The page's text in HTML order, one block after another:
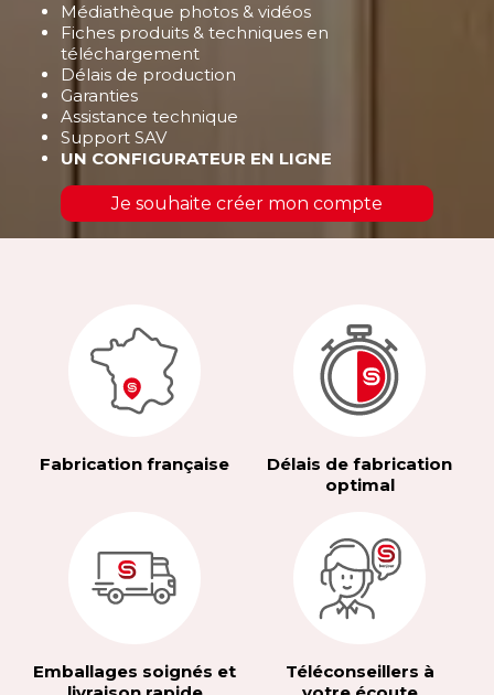
Médiathèque photos & vidéos
Fiches produits & techniques en
téléchargement
Délais de production
Garanties
Assistance technique
Support SAV
UN CONFIGURATEUR EN LIGNE
Je souhaite créer mon compte
Fabrication française
Délais de fabrication
optimal
Emballages soignés et
Téléconseillers à